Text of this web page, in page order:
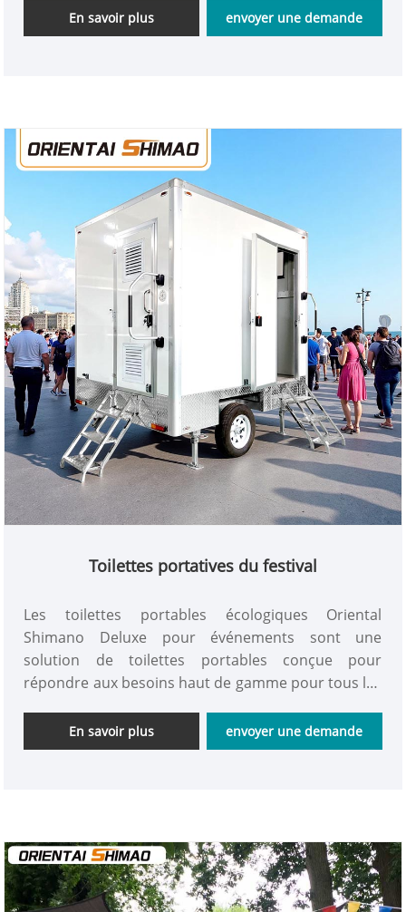
de construction, de camps extérieurs et de sites de
secours d'urgence.
En savoir plus envoyer une demande
Toilettes portatives du festival
Les toilettes portables écologiques Oriental
Shimano Deluxe pour événements sont une
solution de toilettes portables conçue pour
répondre aux besoins haut de gamme pour tous les
de construction, de camps extérieurs et de sites de
secours d'urgence. Toilettes portatives de festival
En savoir plus envoyer une demande